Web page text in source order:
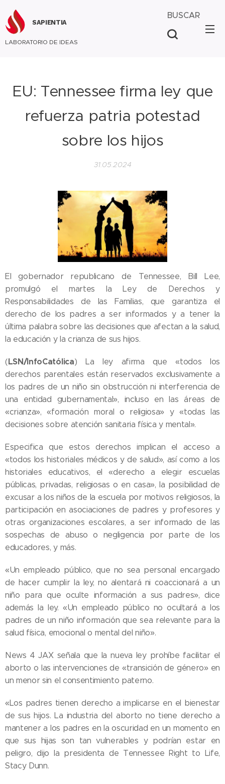
SAPIENTIA
LABORATORIO DE IDEAS
BUSCAR
EU: Tennessee firma ley que
refuerza patria potestad
sobre los hijos
31.05.2024
El gobernador republicano de Tennessee, Bill Lee,
promulgó el martes la Ley de Derechos y
Responsabilidades de las Familias, que garantiza el
derecho de los padres a ser informados y a tener la
última palabra sobre las decisiones que afectan a la salud,
la educación y la crianza de sus hijos.
(LSN/InfoCatólica) La ley afirma que «todos los
derechos parentales están reservados exclusivamente a
los padres de un niño sin obstrucción ni interferencia de
una entidad gubernamental», incluso en las áreas de
«crianza», «formación moral o religiosa» y «todas las
decisiones sobre atención sanitaria física y mental».
Especifica que estos derechos implican el acceso a
«todos los historiales médicos y de salud», así como a los
historiales educativos, el «derecho a elegir escuelas
públicas, privadas, religiosas o en casa», la posibilidad de
excusar a los niños de la escuela por motivos religiosos, la
participación en asociaciones de padres y profesores y
otras organizaciones escolares, a ser informado de las
sospechas de abuso o negligencia por parte de los
educadores, y más.
«Un empleado público, que no sea personal encargado
de hacer cumplir la ley, no alentará ni coaccionará a un
niño para que oculte información a sus padres», dice
además la ley. «Un empleado público no ocultará a los
padres de un niño información que sea relevante para la
salud física, emocional o mental del niño».
News 4 JAX señala que la nueva ley prohíbe facilitar el
aborto o las intervenciones de «transición de género» en
un menor sin el consentimiento paterno.
«Los padres tienen derecho a implicarse en el bienestar
de sus hijos. La industria del aborto no tiene derecho a
mantener a los padres en la oscuridad en un momento en
que sus hijas son tan vulnerables y podrían estar en
peligro, dijo la presidenta de Tennessee Right to Life,
Stacy Dunn.